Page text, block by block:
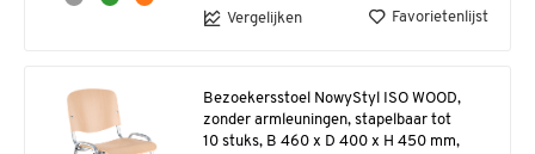
Vergelijken Favorietenlijst
Bezoekersstoel NowyStyl ISO WOOD,
zonder armleuningen, stapelbaar tot
10 stuks, B 460 x D 400 x H 450 mm,